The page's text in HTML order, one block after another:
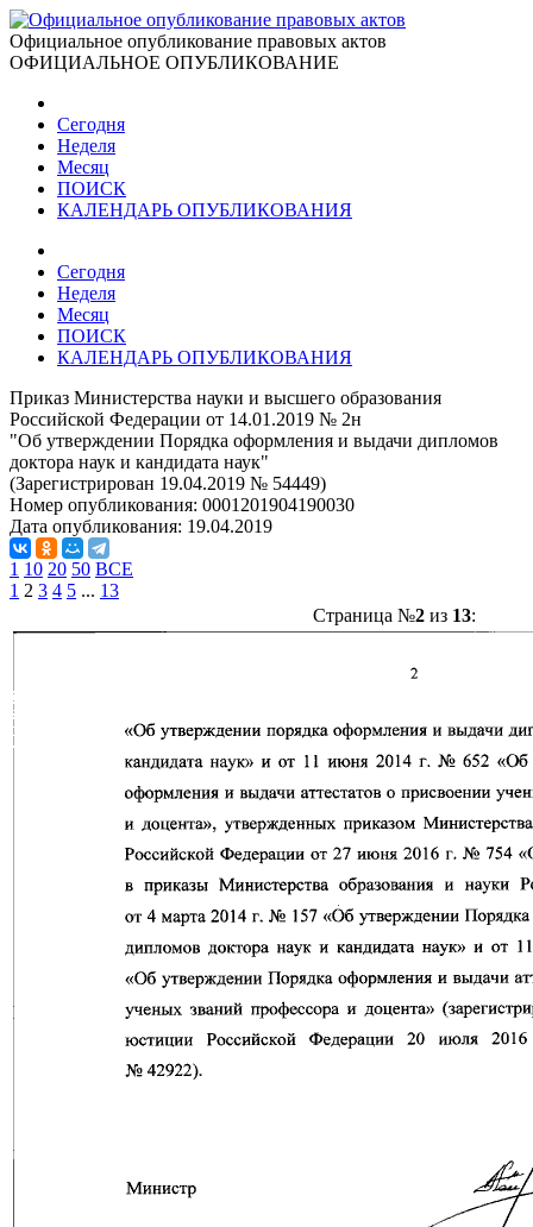
Официальное опубликование правовых актов
ОФИЦИАЛЬНОЕ ОПУБЛИКОВАНИЕ
Сегодня
Неделя
Месяц
ПОИСК
КАЛЕНДАРЬ ОПУБЛИКОВАНИЯ
Сегодня
Неделя
Месяц
ПОИСК
КАЛЕНДАРЬ ОПУБЛИКОВАНИЯ
Приказ Министерства науки и высшего образования
Российской Федерации от 14.01.2019 № 2н
"Об утверждении Порядка оформления и выдачи дипломов
доктора наук и кандидата наук"
(Зарегистрирован 19.04.2019 № 54449)
Номер опубликования: 0001201904190030
Дата опубликования: 19.04.2019
1 10 20 50 ВСЕ
1 2 3 4 5 ... 13
Страница №2из 13: